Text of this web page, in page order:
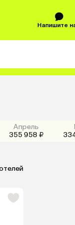
Напишите
Апрель
355 958 ₽